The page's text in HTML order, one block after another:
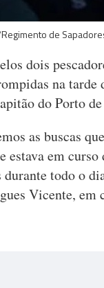
de
dois
na tarde
do Porto
as buscas
estava em
durante todo o
Vicente, em